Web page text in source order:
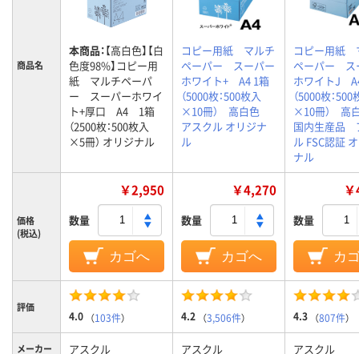
商品名
本商品：【高白色】【白
色度98%】コピー用
紙 マルチペーパ
ー スーパーホワイ
ト+厚口 A4 1箱
（2500枚：500枚入
×5冊） オリジナル
コピー用紙 マルチ
ペーパー スーパー
ホワイト+ A4 1箱
（5000枚：500枚入
×10冊） 高白色
アスクル オリジナ
ル
コピー用紙
ペーパー ス
ホワイトJ
（5000枚：500
×10冊）
国内生産品
ル FSC認証
ナル
価格
(税込)
￥2,950
数量
カゴへ
￥4,270
数量
カゴへ
数量
カ
評価
4.0 （103件） 4.2 （3,506件） 4.3 （807件）
メーカー アスクル アスクル アスクル